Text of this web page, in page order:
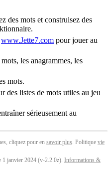
des mots et construisez des
www.Jette7.com pour jouer au
les anagrammes, les
mots.
des listes de mots utiles au jeu
sérieusement au
cliquez pour en savoir plus. Politique vie
janvier 2024 (v-2.2.0z). Informations &